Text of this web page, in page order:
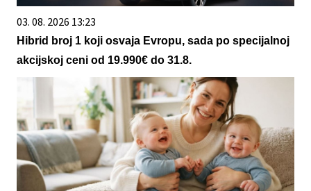
03. 08. 2026 13:23
Hibrid broj 1 koji osvaja Evropu, sada po specijalnoj
akcijskoj ceni od 19.990€ do 31.8.